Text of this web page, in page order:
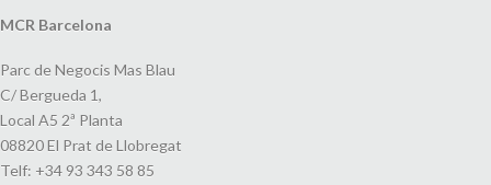
MCR Barcelona
Parc de Negocis Mas Blau
C/ Bergueda 1,
Local A5 2ª Planta
08820 El Prat de Llobregat
Telf: +34 93 343 58 85